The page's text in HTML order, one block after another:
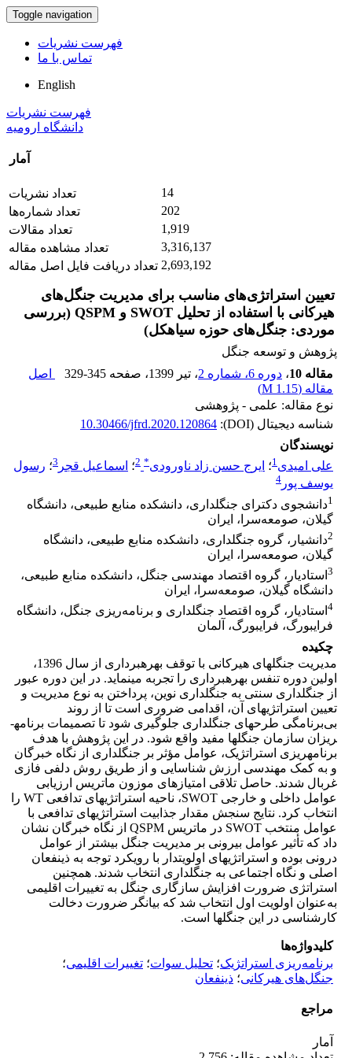
Toggle navigation
فهرست نشریات
تماس با ما
English
فهرست نشریات
دانشگاه ارومیه
آمار
تعداد نشریات
14
تعداد شماره‌ها
202
تعداد مقالات
1,919
تعداد مشاهده مقاله
3,316,137
تعداد دریافت فایل اصل مقاله 2,693,192
تعیین استراتژی‌های مناسب برای مدیریت جنگل‌های
هیرکانی با استفاده از تحلیل SWOT و QSPM (بررسی
موردی: جنگل‌های حوزه سیاهکل)‌
پژوهش و توسعه جنگل
مقاله 10
، دوره 6، شماره 2 ، تیر 1399 ، صفحه 329-345
اصل
مقاله (1.15 M
)
نوع مقاله: علمی - پژوهشی
شناسه دیجیتال (DOI):
10.30466/jfrd.2020.120864
نویسندگان
علی امیدی 1؛ ایرج حسن زاد ناورودی*
2؛ اسماعیل قجر 3؛ رسول
یوسف پور 4
1دانشجوی دکترای جنگلداری، دانشکده منابع طبیعی، دانشگاه
گیلان، صومعه‌سرا، ایران
2دانشیار، گروه جنگلداری، دانشکده منابع طبیعی، دانشگاه
گیلان، صومعه‌سرا، ایران
3 استادیار، گروه اقتصاد مهندسی جنگل، دانشکده منابع طبیعی،
دانشگاه گیلان، صومعه‌سرا، ایران
4 استادیار، گروه اقتصاد جنگلداری و برنامه‌ریزی جنگل، دانشگاه
فرایبورگ، فرایبورگ، آلمان
چکیده
مدیریت جنگل­های هیرکانی با توقف بهره­برداری از سال 1396،
اولین دوره تنفس بهره­برداری را تجربه می­نماید. در این دوره عبور
از جنگلداری سنتی به جنگلداری نوین، پرداختن به نوع مدیریت و
تعیین استراتژی­های آن، اقدامی ضروری است تا از روند
بی‌برنامگی طرح­های جنگلداری جلوگیری شود تا تصمیمات برنامه­
ریزان سازمان جنگل­ها مفید واقع شود. در این پژوهش با هدف
برنامه­ریزی استراتژیک، عوامل مؤثر بر جنگلداری از نگاه خبرگان
و به کمک مهندسی ارزش شناسایی و از طریق روش دلفی فازی
غربال شدند. حاصل تلاقی امتیازهای موزون ماتریس ارزیابی
عوامل داخلی و خارجی SWOT، ناحیه استراتژی­های تدافعی WT را
انتخاب کرد. نتایج سنجش مقدار جذابیت استراتژی­های تدافعی با
عوامل منتخب SWOT در ماتریس QSPM از نگاه خبرگان نشان
داد که تأثیر عوامل بیرونی بر مدیریت جنگل بیشتر از عوامل
درونی بوده و استراتژی­های اولویت­دار با رویکرد توجه به ذینفعان
اصلی و نگاه اجتماعی به جنگلداری انتخاب شدند. همچنین
استراتژی ضرورت افزایش سازگاری جنگل به تغییرات اقلیمی
به‌عنوان اولویت اول انتخاب شد که بیانگر ضرورت دخالت
کارشناسی در این جنگل­ها است.
کلیدواژه‌ها
برنامه‌ریزی استراتژیک؛ تحلیل سوات؛ تغییرات اقلیمی؛
جنگل‌های هیرکانی؛ ذینفعان
مراجع
آمار